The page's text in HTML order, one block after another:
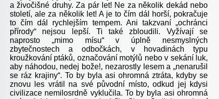
a živočišné druhy. Za pár let! Ne za několik dekád nebo
století, ale za několik let! A je to čím dál horší, pokračuje
to čím dál rychlejším tempem. Ani takzvaní „ochránci
přírody“ nejsou lepší. Ti také zbloudili. Vyžívají se
naprosto „mimo mísu“ v úplně nesmyslných
zbytečnostech a odbočkách, v hovadinách typu
kroužkování ptáků, označování motýlů nebo v sekání luk,
aby náhodou, nedej bože!, nezarostly lesem a „nenarušil
se ráz krajiny“. To by byla asi ohromná ztráta, kdyby se
znovu les vrátil na své původní místo, odkud jej kdysi
civilizace nemilosrdně vyklučila. To by byla asi ohromná